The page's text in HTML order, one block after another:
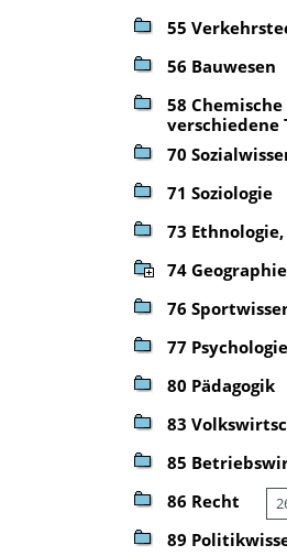
55
56 Bauwesen
58
verschiedene
70
71 Soziologie
73
74
76
77 Psychologie
80 Pädagogik
83
85
86 Recht
89